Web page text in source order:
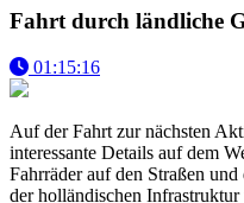
Fahrt durch ländliche
01:15:16
Auf der Fahrt zur nächsten
interessante Details auf dem
Fahrräder auf den Straßen
der holländischen